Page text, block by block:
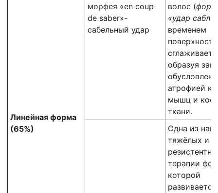
Линейная форма
(65%)
морфея «en coup
de saber»-
сабельный удар
волос (
«удар
временем
образуя
атрофией
мышц и
ткани.
Одна из
тяжёлых и
терапии
которой
развивается